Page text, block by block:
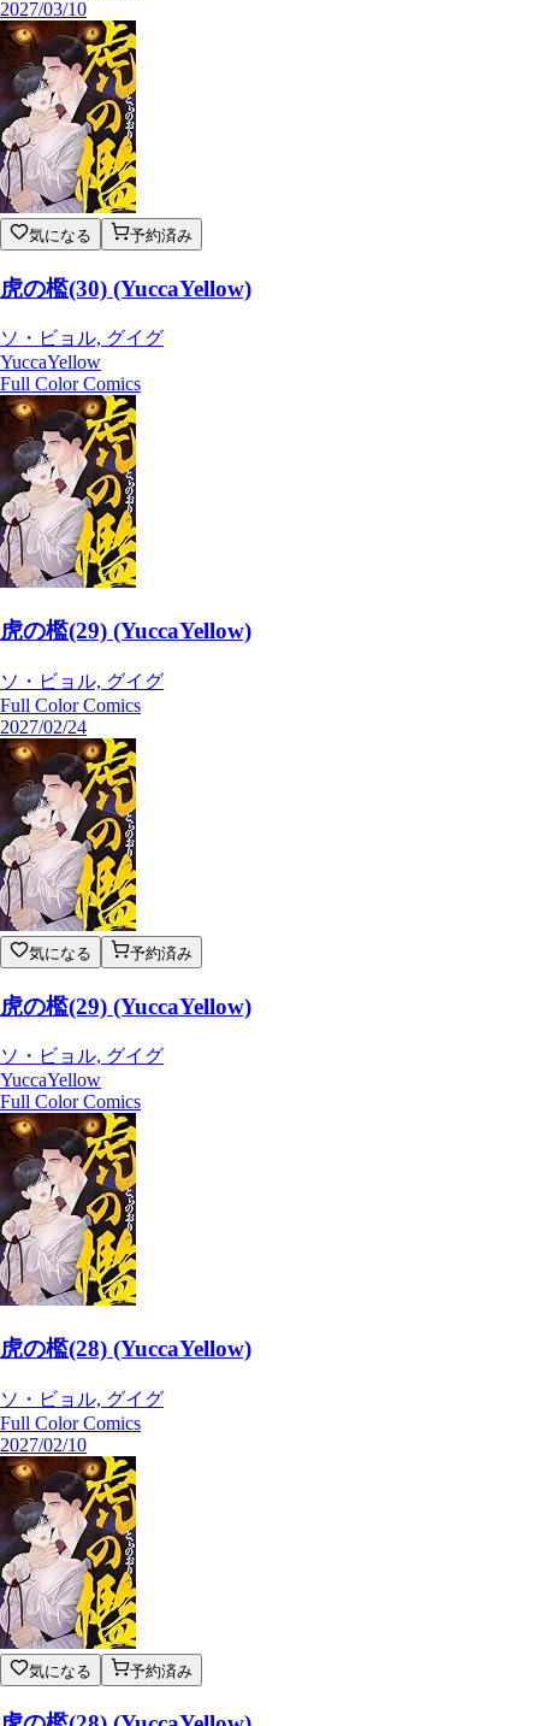
2027/03/10
気になる 予約済み
虎の檻(30) (YuccaYellow)
ソ・ビョル, グイグ
YuccaYellow
Full Color Comics
虎の檻(29) (YuccaYellow)
ソ・ビョル, グイグ
Full Color Comics
2027/02/24
気になる 予約済み
虎の檻(29) (YuccaYellow)
ソ・ビョル, グイグ
YuccaYellow
Full Color Comics
虎の檻(28) (YuccaYellow)
ソ・ビョル, グイグ
Full Color Comics
2027/02/10
気になる 予約済み